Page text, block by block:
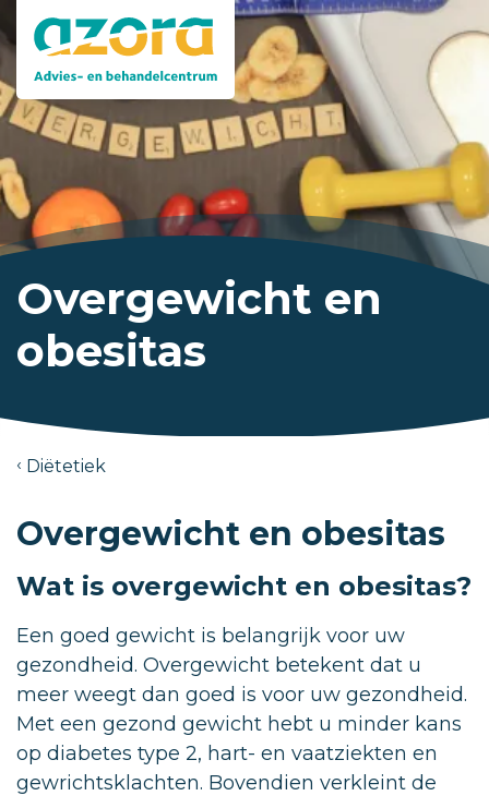
Overgewicht en
obesitas
Diëtetiek
Overgewicht en obesitas
Wat is overgewicht en obesitas?
Een goed gewicht is belangrijk voor uw
gezondheid. Overgewicht betekent dat u
meer weegt dan goed is voor uw gezondheid.
Met een gezond gewicht hebt u minder kans
op diabetes type 2, hart- en vaatziekten en
gewrichtsklachten. Bovendien verkleint de